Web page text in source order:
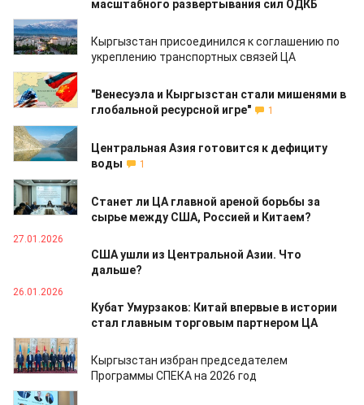
масштабного развертывания сил ОДКБ
09.02.2026
Кыргызстан присоединился к соглашению по
укреплению транспортных связей ЦА
05.02.2026
"Венесуэла и Кыргызстан стали мишенями в
глобальной ресурсной игре"
1
04.02.2026
Центральная Азия готовится к дефициту
воды
1
04.02.2026
Станет ли ЦА главной ареной борьбы за
сырье между США, Россией и Китаем?
27.01.2026
США ушли из Центральной Азии. Что
дальше?
26.01.2026
Кубат Умурзаков: Китай впервые в истории
стал главным торговым партнером ЦА
25.01.2026
Кыргызстан избран председателем
Программы СПЕКА на 2026 год
22.01.2026